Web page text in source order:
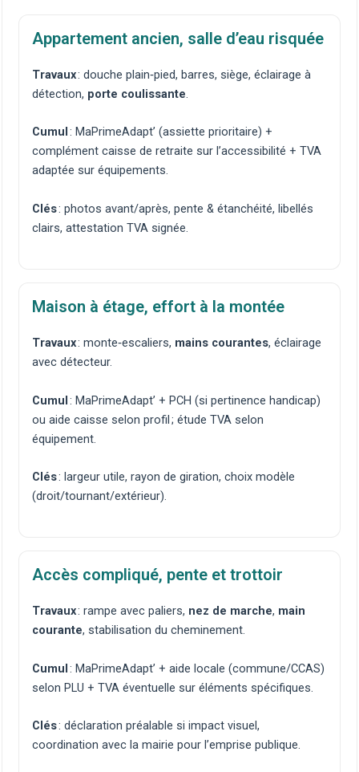
Appartement ancien, salle d’eau risquée
Travaux:douche plain‑pied, barres, siège,éclairage à
détection, porte coulissante.
Cumul : MaPrimeAdapt’ (assiette prioritaire) +
complément caisse de retraite sur l’accessibilité + TVA
adaptée sur équipements.
Clés: photos avant/après, pente & étanchéité, libellés
clairs, attestation TVA signée.
Maison à étage, effort à la montée
Travaux:monte‑escaliers, mains courantes,éclairage
avec détecteur.
Cumul: MaPrimeAdapt’ + PCH (si pertinence handicap)
ou aide caisse selon profil ; étude TVA selon
équipement.
Clés: largeur utile, rayon de giration, choix modèle
(droit/tournant/extérieur).
Accès compliqué, pente et trottoir
Travaux:rampe avec paliers, nez de marche, main
courante, stabilisation du cheminement.
Cumul: MaPrimeAdapt’ + aide locale (commune/CCAS)
selon PLU + TVA éventuelle sur éléments spécifiques.
Clés: déclaration préalable si impact visuel,
coordination avec la mairie pour l’emprise publique.